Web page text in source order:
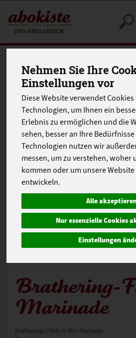
Nehmen Sie Ihre
Einstellungen vor
Diese Website verwendet
Technologien, um Ihnen ein
Erlebnis zu ermöglichen und die
sehen, besser an Ihre
Technologien nutzen wir
messen, um zu verstehen, woher
kommen oder um unsere
entwickeln.
Alle
Nur essenzielle Cookies
Einstellungen
Brathering-
Marinade
Bratherings-Filets in Bio-Marinade